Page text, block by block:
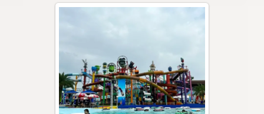
тематический аквапарк в Паттайе.
Открыт в октябре 2022 после
модернизации и смены...
Thai-Online